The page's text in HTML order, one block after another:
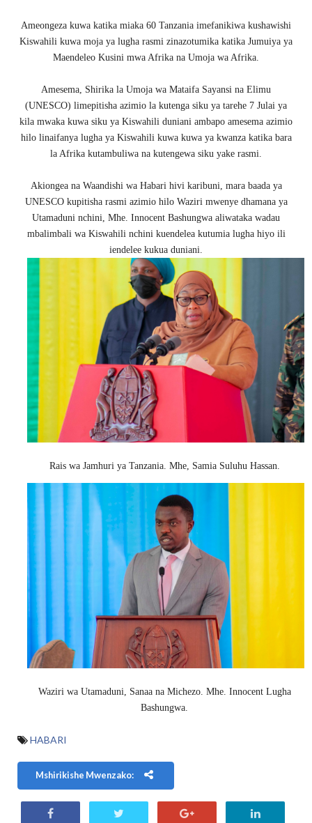
Ameongeza kuwa katika miaka 60 Tanzania imefanikiwa kushawishi
Kiswahili kuwa moja ya lugha rasmi zinazotumika katika Jumuiya ya
Maendeleo Kusini mwa Afrika na Umoja wa Afrika.
Amesema, Shirika la Umoja wa Mataifa Sayansi na Elimu
(UNESCO) limepitisha azimio la kutenga siku ya tarehe 7 Julai ya
kila mwaka kuwa siku ya Kiswahili duniani ambapo amesema azimio
hilo linaifanya lugha ya Kiswahili kuwa kuwa ya kwanza katika bara
la Afrika kutambuliwa na kutengewa siku yake rasmi.
Akiongea na Waandishi wa Habari hivi karibuni, mara baada ya
UNESCO kupitisha rasmi azimio hilo Waziri mwenye dhamana ya
Utamaduni nchini, Mhe. Innocent Bashungwa aliwataka wadau
mbalimbali wa Kiswahili nchini kuendelea kutumia lugha hiyo ili
iendelee kukua duniani.
Rais wa Jamhuri ya Tanzania. Mhe, Samia Suluhu Hassan.
Waziri wa Utamaduni, Sanaa na Michezo. Mhe. Innocent Lugha
Bashungwa.
HABARI
Mshirikishe Mwenzako: